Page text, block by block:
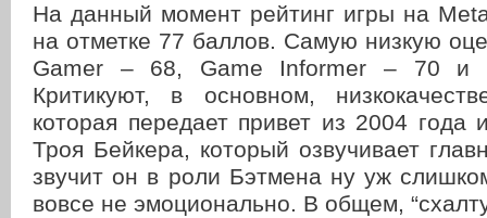
На данный момент рейтинг игры на
на отметке 77 баллов. Самую низкую
Gamer – 68, Game Informer – 70 и
Критикуют, в основном,
которая передает привет из 2004 года
Троя Бейкера, который озвучивает
звучит он в роли Бэтмена ну уж
вовсе не эмоционально. В общем,